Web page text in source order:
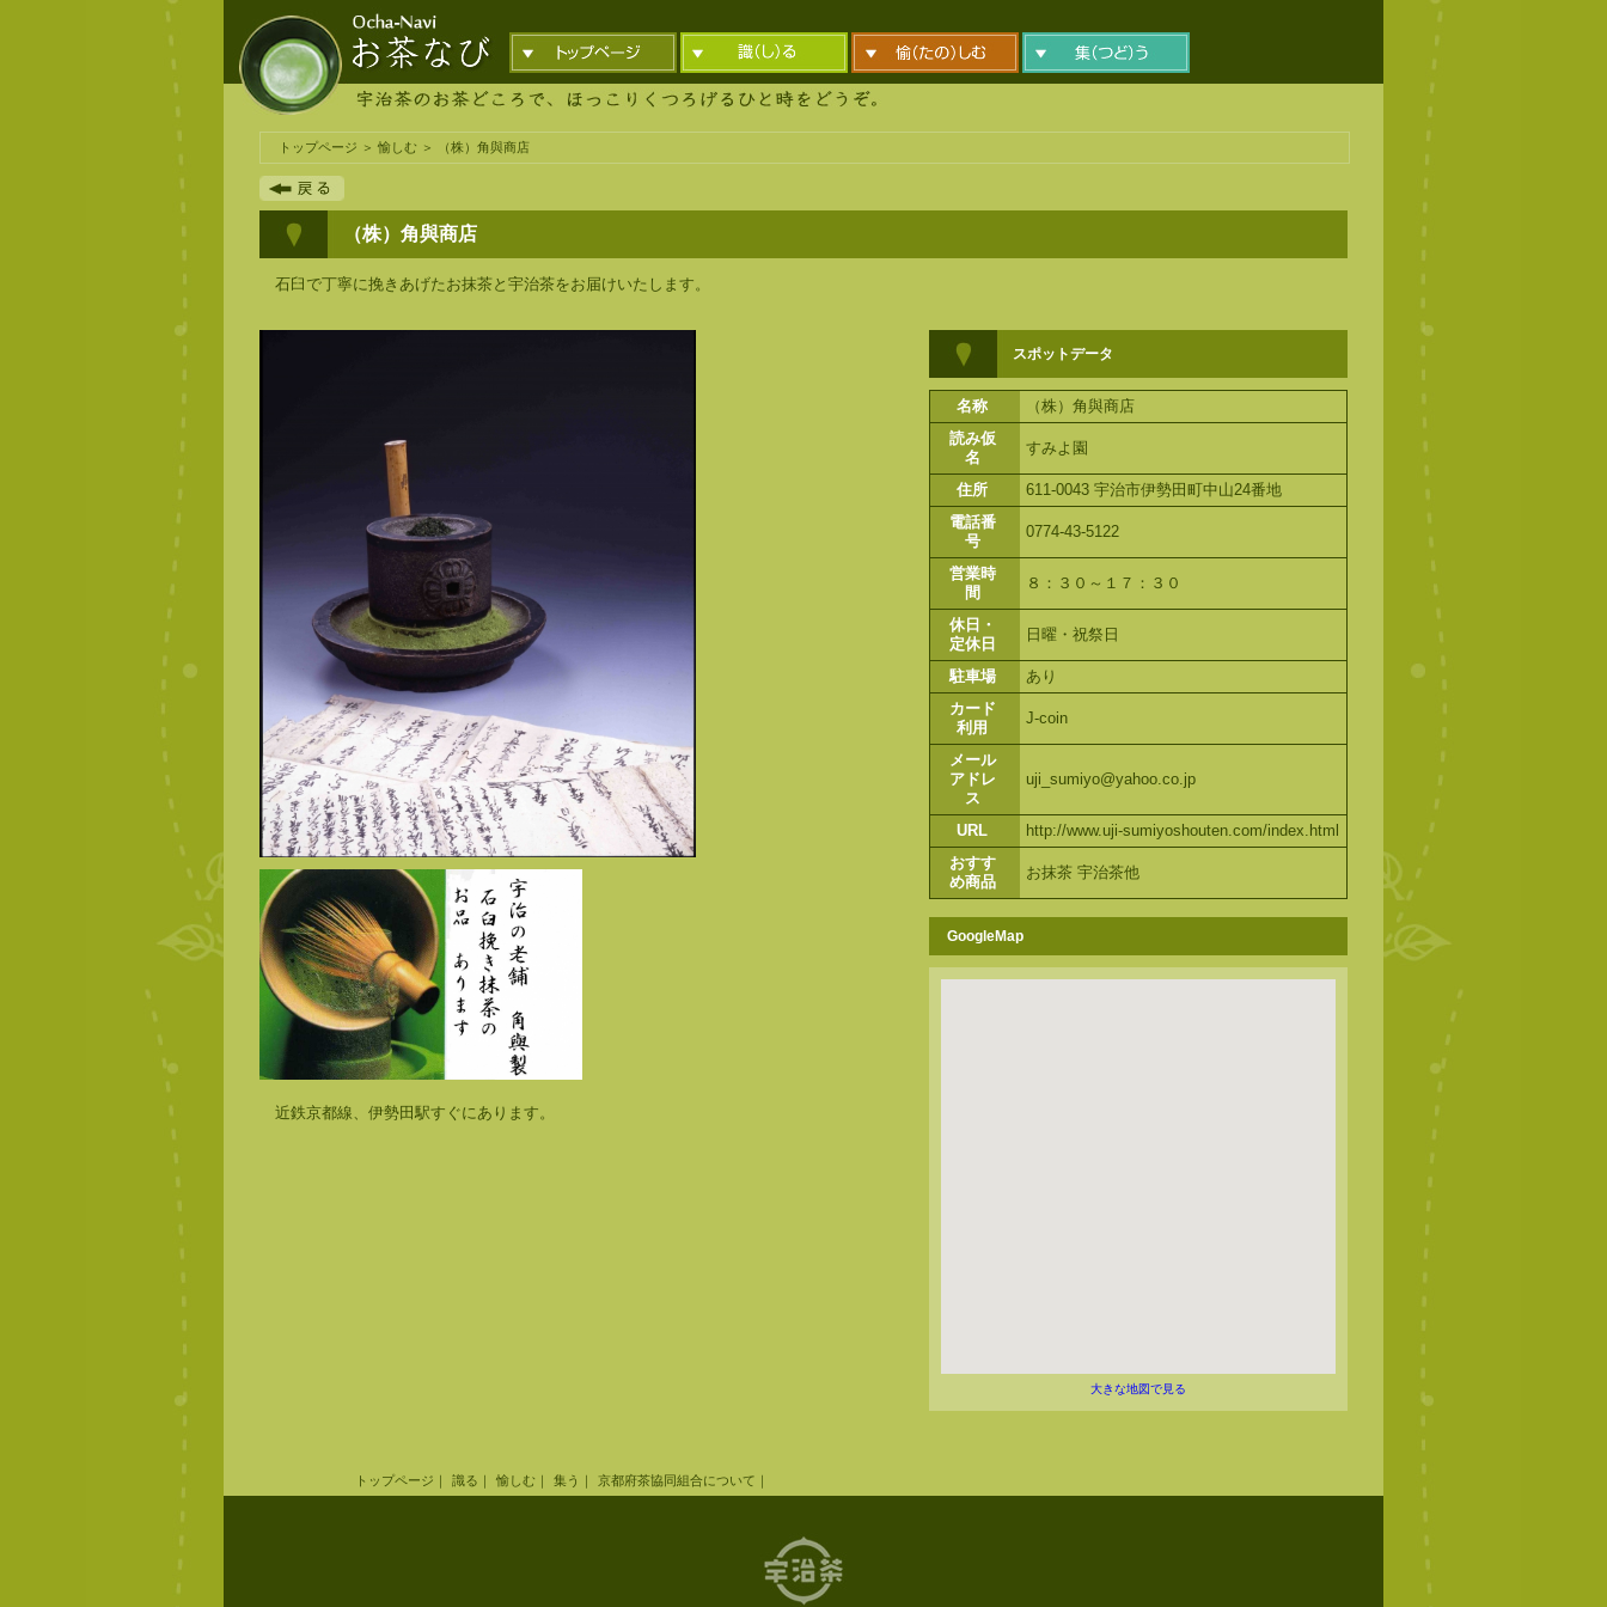
トップページ ＞ 愉しむ ＞ （株）角與商店
（株）角與商店
石臼で丁寧に挽きあげたお抹茶と宇治茶をお届けいたします。
近鉄京都線、伊勢田駅すぐにあります。
スポットデータ
名称
（株）角與商店
読み仮
名
すみよ園
住所
611-0043 宇治市伊勢田町中山24番地
電話番
号
0774-43-5122
営業時
間
８：３０～１７：３０
休日・
定休日
日曜・祝祭日
駐車場
あり
カード
利用
J-coin
メール
アドレ
ス
uji_sumiyo@yahoo.co.jp
URL
http://www.uji-sumiyoshouten.com/index.html
おすす
め商品
お抹茶 宇治茶他
GoogleMap
大きな地図で見る
トップページ 識る 愉しむ 集う 京都府茶協同組合について